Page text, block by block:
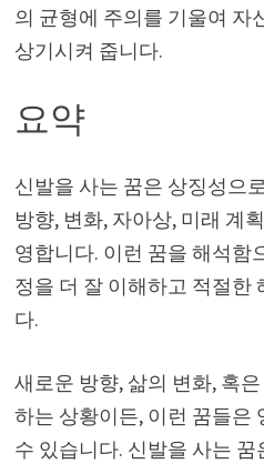
의 균형에 주의를 기울여 자
상기시켜 줍니다.
요약
신발을 사는 꿈은 상징성으
방향, 변화, 자아상, 미래 계
영합니다. 이런 꿈을 해석함
정을 더 잘 이해하고 적절한
다.
새로운 방향, 삶의 변화, 혹
하는 상황이든, 이런 꿈들은
수 있습니다. 신발을 사는